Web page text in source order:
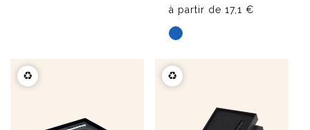
à partir de 17,1 €
♻️ ♻️